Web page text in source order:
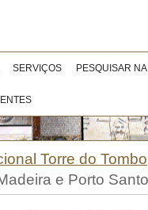
SERVIÇOS PESQUISAR
Torre do Tombo
e Porto Santo